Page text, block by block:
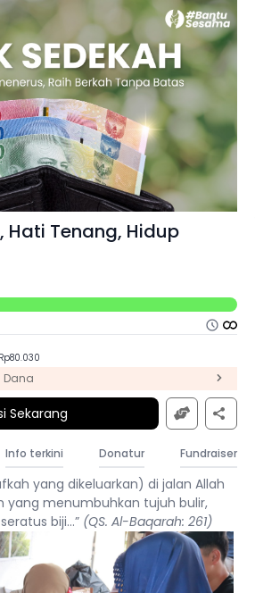
Hati Tenang, Hidup
Dana
Sekarang
Info terkini Donatur Fundraiser
yang dikeluarkan) di jalan Allah
yang menumbuhkan tujuh bulir,
biji...” (QS. Al-Baqarah: 261)